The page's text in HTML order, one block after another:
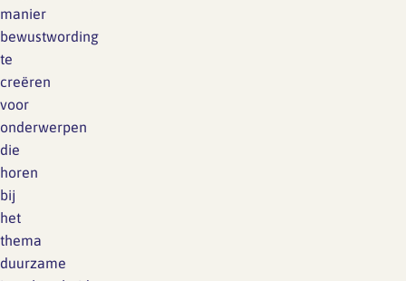
manier
bewustwording
te
creëren
voor
onderwerpen
die
horen
bij
het
thema
duurzame